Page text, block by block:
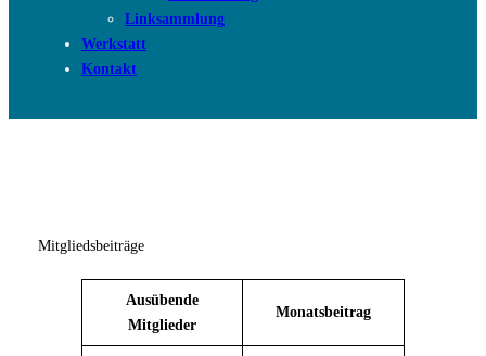
Linksammlung
Werkstatt
Kontakt
Mitgliedsbeiträge
Ausübende
Mitglieder
Monatsbeitrag